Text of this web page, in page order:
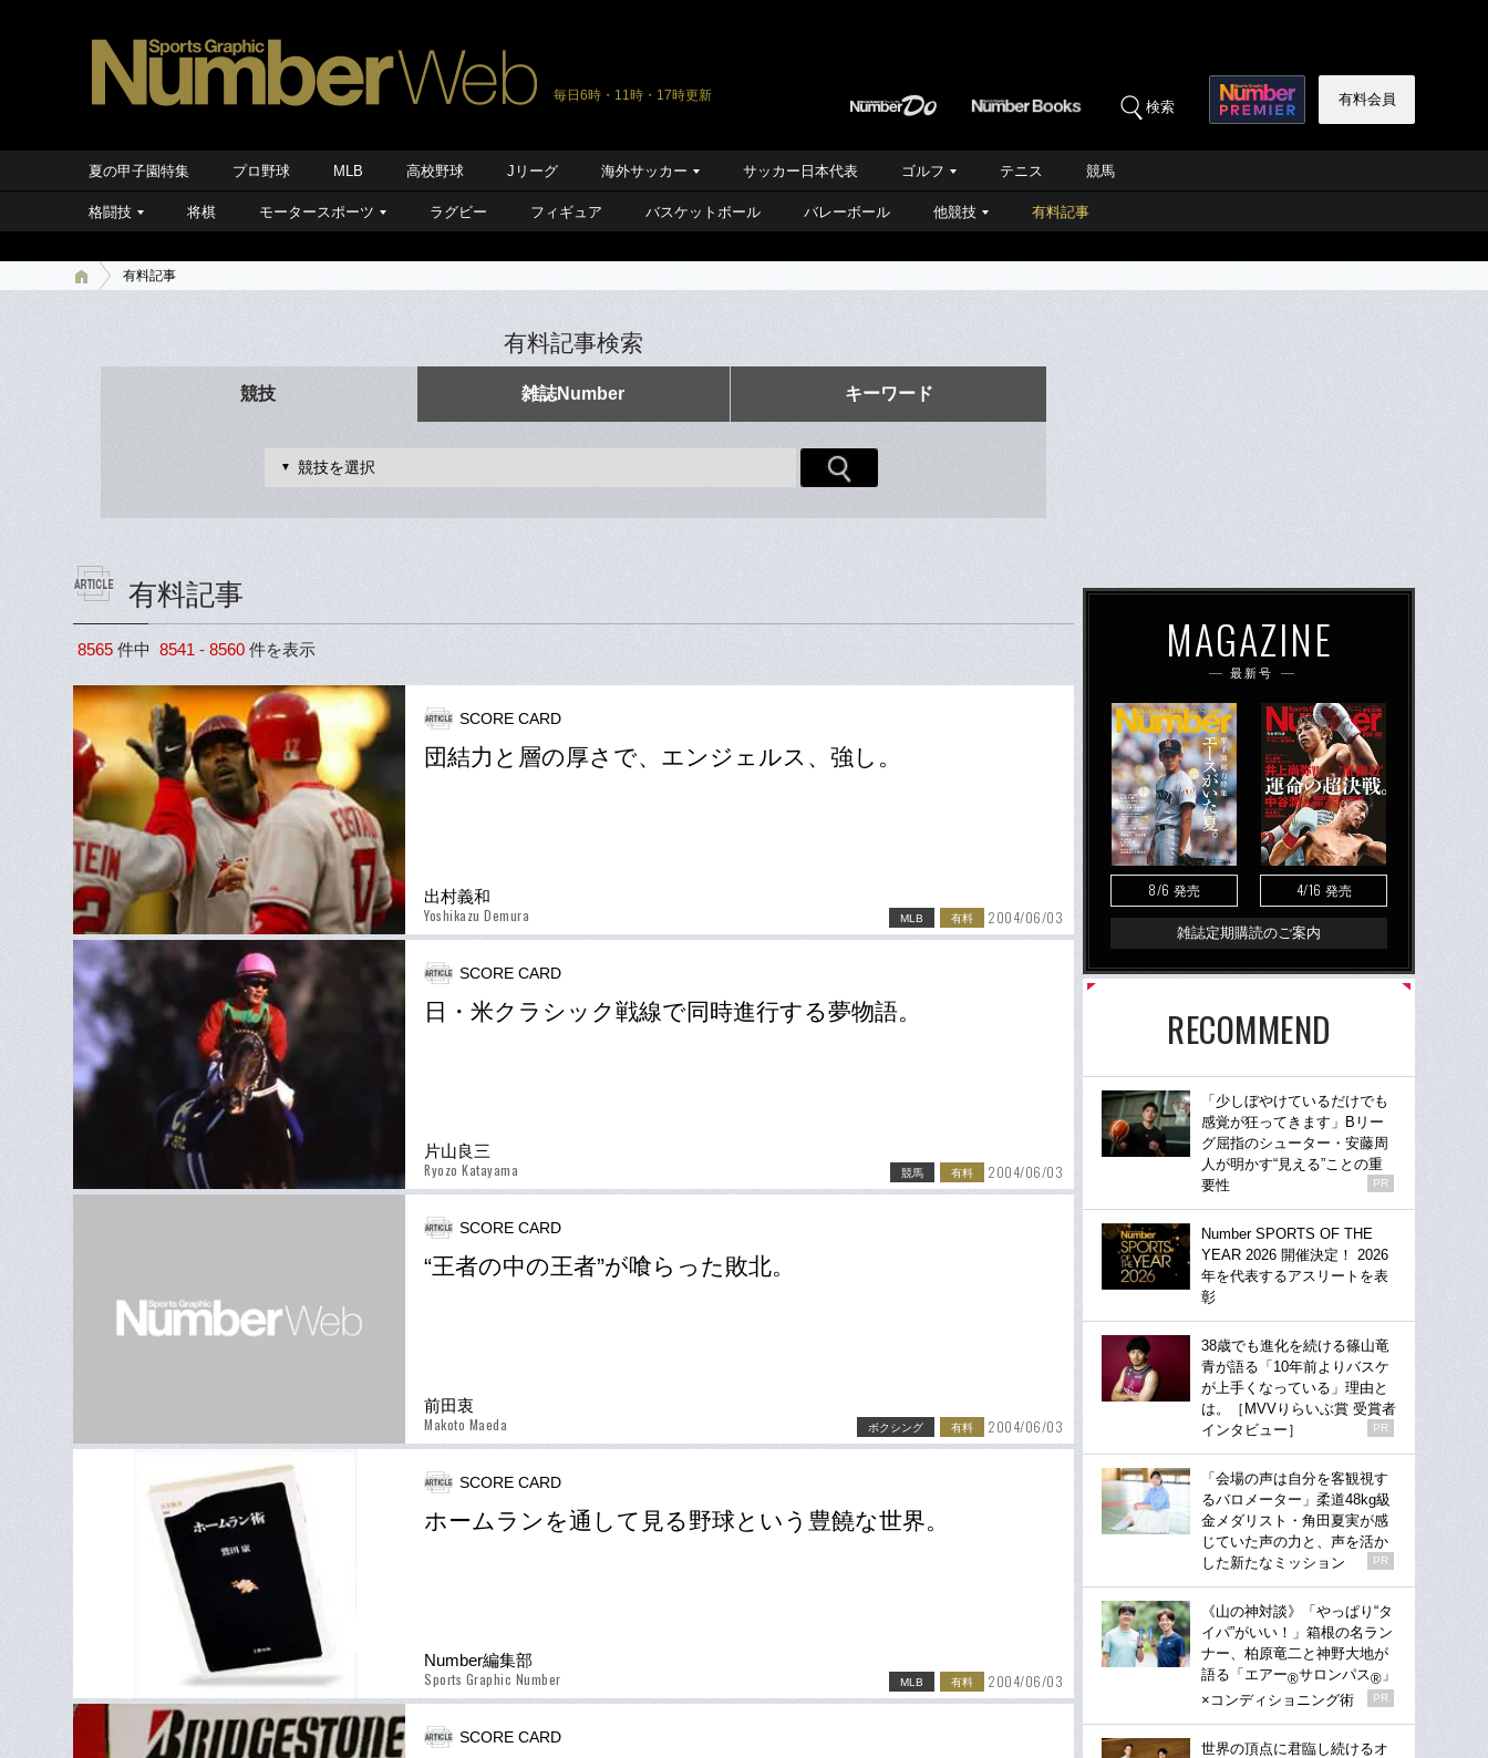
毎日6時・11時・17時更新
検索 有料会員
夏の甲子園特集 プロ野球 MLB 高校野球 Jリーグ 海外サッカー サッカー日本代表 ゴルフ テニス 競馬
格闘技 将棋 モータースポーツ ラグビー フィギュア バスケットボール バレーボール 他競技 有料記事
有料記事
有料記事検索
競技 雑誌Number キーワード
有料記事
8565 件中 8541 - 8560 件を表示
SCORE CARD
団結力と層の厚さで、エンジェルス、強し。
出村義和
Yoshikazu Demura MLB 有料 2004/06/03
SCORE CARD
日・米クラシック戦線で同時進行する夢物語。
片山良三
Ryozo Katayama 競馬 有料 2004/06/03
SCORE CARD
“王者の中の王者”が喰らった敗北。
前田衷
Makoto Maeda ボクシング 有料 2004/06/03
SCORE CARD
ホームランを通して見る野球という豊饒な世界。
Number編集部
Sports Graphic Number MLB 有料 2004/06/03
SCORE CARD
MAGAZINE
最新号
8/6 発売 4/16 発売
雑誌定期購読のご案内
RECOMMEND
「少しぼやけているだけでも
感覚が狂ってきます」Bリー
グ屈指のシューター・安藤周
人が明かす“見える”ことの重
要性
PR
Number SPORTS OF THE
YEAR 2026 開催決定！ 2026
年を代表するアスリートを表
彰
38歳でも進化を続ける篠山竜
青が語る「10年前よりバスケ
が上手くなっている」理由と
は。［MVVりらいぶ賞 受賞者
インタビュー］
PR
「会場の声は自分を客観視す
るバロメーター」柔道48kg級
金メダリスト・角田夏実が感
じていた声の力と、声を活か
した新たなミッション
PR
《山の神対談》「やっぱり“タ
イパ”がいい！」箱根の名ラン
ナー、柏原竜二と神野大地が
語る「エアー®サロンパス® 」
×コンディショニング術
PR
世界の頂点に君臨し続けるオ